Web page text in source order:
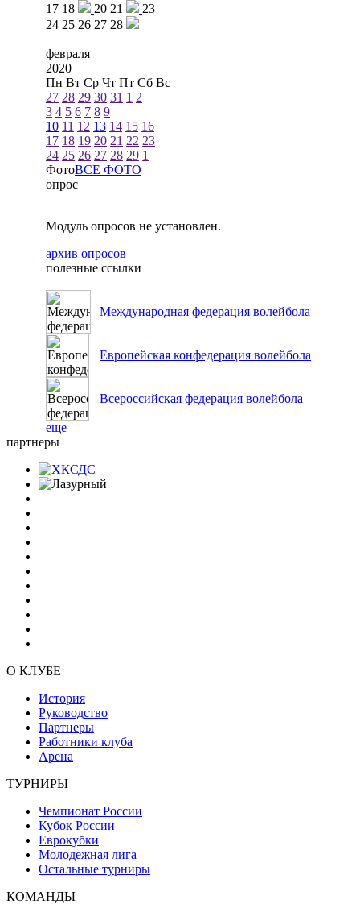
17 18 20 21
23
24 25 26 27 28
февраля
2020
Пн Вт Ср Чт Пт Сб Вс
27 28 29 30 31 1 2
3 4 5 6 7 8 9
10 11 12 13 14 15 16
17 18 19 20 21 22 23
24 25 26 27 28 29 1
ФотоВСЕ ФОТО
опрос
Модуль опросов не установлен.
архив опросов
полезные ссылки
Международная федерация волейбола
Европейская конфедерация волейбола
Всероссийская федерация волейбола
еще
партнеры
О КЛУБЕ
История
Руководство
Партнеры
Работники клуба
Арена
ТУРНИРЫ
Чемпионат России
Кубок России
Еврокубки
Молодежная лига
Остальные турниры
КОМАНДЫ